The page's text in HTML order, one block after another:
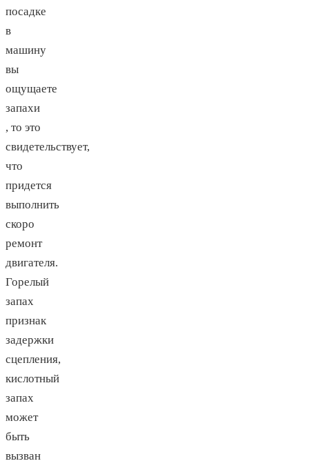
посадке
в
машину
вы
ощущаете
запахи
, то это
свидетельствует,
что
придется
выполнить
скоро
ремонт
двигателя.
Горелый
запах
признак
задержки
сцепления,
кислотный
запах
может
быть
вызван